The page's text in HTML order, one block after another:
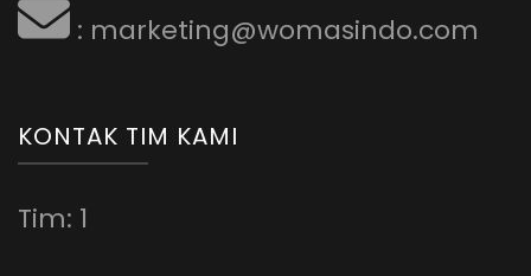
: marketing@womasindo.com
KONTAK TIM KAMI
Tim: 1